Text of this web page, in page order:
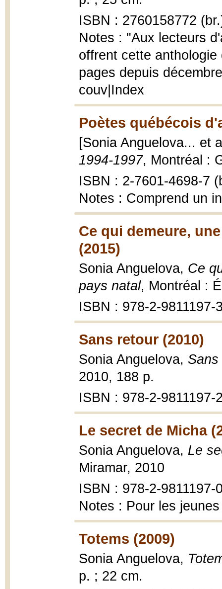
ISBN : 2760158772
Notes : "Aux lecteurs
offrent cette
pages depuis
couv|Index
Poètes québécois
[Sonia Anguelova... et
1994-1997, Montréal :
ISBN : 2-7601-4698-7
Notes : Comprend un
Ce qui demeure,
(2015)
Sonia Anguelova, Ce
pays natal, Montréal :
ISBN : 978-2-9811197-
Sans retour (2010)
Sonia Anguelova,
2010, 188 p.
ISBN : 978-2-9811197-
Le secret de Micha
Sonia Anguelova, Le
Miramar, 2010
ISBN : 978-2-9811197-
Notes : Pour les
Totems (2009)
Sonia Anguelova,
p. ; 22 cm.